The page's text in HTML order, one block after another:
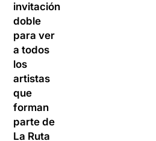
invitación
doble
para ver
a todos
los
artistas
que
forman
parte de
La Ruta